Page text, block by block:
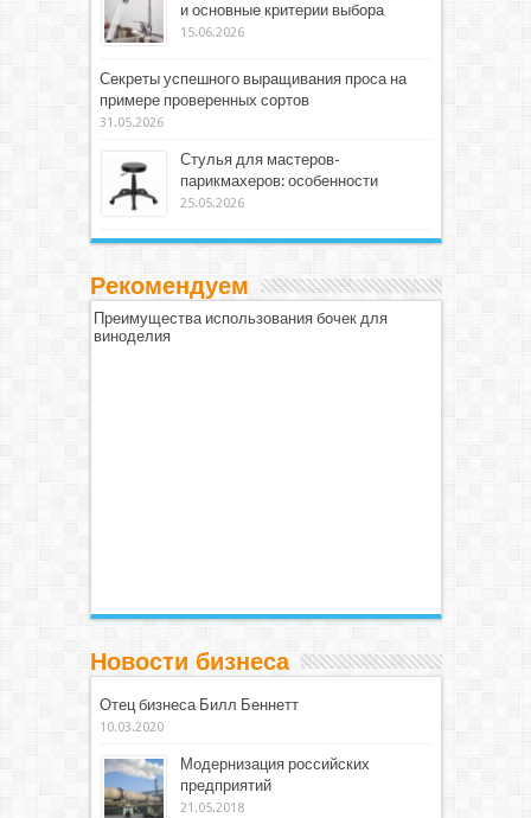
и основные критерии выбора
15.06.2026
Секреты успешного выращивания проса на
примере проверенных сортов
31.05.2026
Стулья для мастеров-
парикмахеров: особенности
25.05.2026
Рекомендуем
Преимущества использования бочек для
виноделия
Новости бизнеса
Отец бизнеса Билл Беннетт
10.03.2020
Модернизация российских
предприятий
21.05.2018